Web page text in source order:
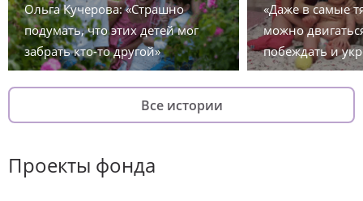
Ольга Кучерова: «Страшно
подумать, что этих детей мог
забрать кто-то другой»
«Даже в самые
можно
побеждать и
Все истории
Проекты фонда